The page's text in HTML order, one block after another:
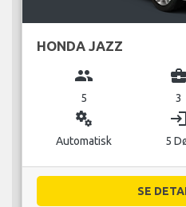
HONDA JAZZ
group
5
business_center
3
miscellaneous_services
Automatisk
login
5
SE